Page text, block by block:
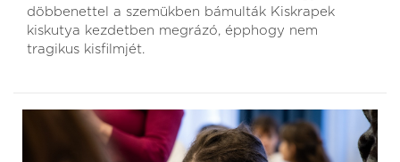
döbbenettel a szemükben bámulták Kiskrapek
kiskutya kezdetben megrázó, épphogy nem
tragikus kisfilmjét.